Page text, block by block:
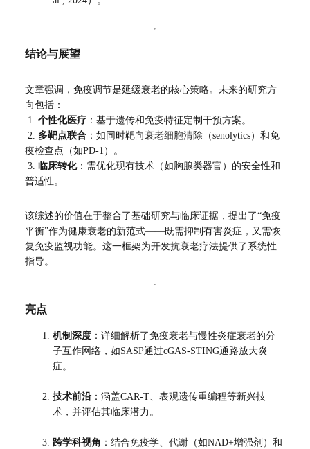
结论与展望
文章强调，免疫调节是延缓衰老的核心策略。未来的研究方
向包括：
1. 个性化医疗 ：基于遗传和免疫特征定制干预方案。
2. 多靶点联合 ：如同时靶向衰老细胞清除（senolytics）和免
疫检查点（如PD-1）。
3. 临床转化：需优化现有技术（如胸腺类器官）的安全性和
普适性。
该综述的价值在于整合了基础研究与临床证据，提出了“免疫
平衡”作为健康衰老的新范式——既需抑制有害炎症，又需恢
复免疫监视功能。这一框架为开发抗衰老疗法提供了系统性
指导。
亮点
机制深度 ：详细解析了免疫衰老与慢性炎症衰老的分
子互作网络，如SASP通过cGAS-STING通路放大炎
症。
技术前沿 ：涵盖CAR-T、表观遗传重编程等新兴技
术，并评估其临床潜力。
跨学科视角 ：结合免疫学、代谢（如NAD+增强剂）和